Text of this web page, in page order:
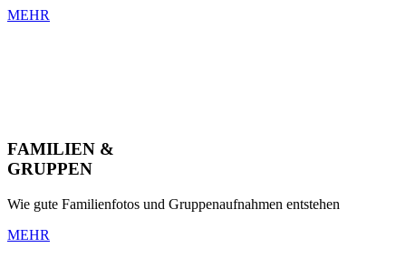
MEHR
FAMILIEN &
GRUPPEN
Wie gute Familienfotos und Gruppenaufnahmen entstehen
MEHR